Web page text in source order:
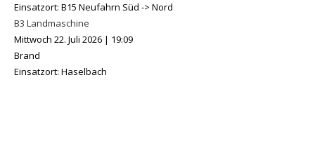
Einsatzort: B15 Neufahrn Süd -> Nord
B3 Landmaschine
Mittwoch 22. Juli 2026 | 19:09
Brand
Einsatzort: Haselbach